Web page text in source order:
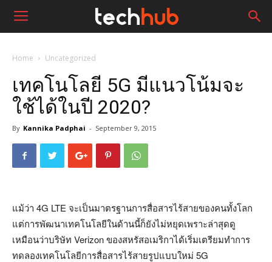
Home Uncategorized
เทคโนโลยี 5G มีแนวโน้มจะ
ใช้ได้ในปี 2020?
By Kannika Padphai - September 9, 2015
แม้ว่า 4G LTE จะเป็นมาตรฐานการสื่อสารไร้สายของคนทั้งโลก
แต่การพัฒนาเทคโนโลยีในด้านนี้ก็ยังไม่หยุดเพราะล่าสุดดู
เหมือนว่าบริษัท Verizon ของสหรัสอเมริกาได้เริ่มเตรียมทำการ
ทดลองเทคโนโลยีการสื่อสารไร้สายรูปแบบใหม่ 5G